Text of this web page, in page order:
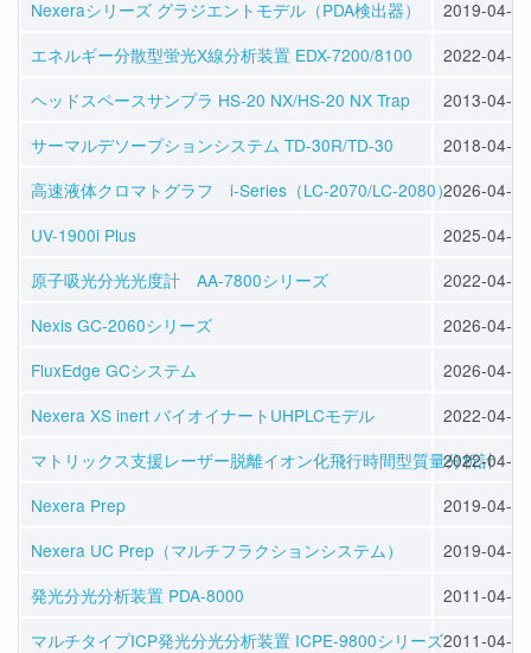
Nexeraシリーズ グラジエントモデル（PDA検出器）
2019-04-06
エネルギー分散型蛍光X線分析装置 EDX-7200/8100
2022-04-05
ヘッドスペースサンプラ HS-20 NX/HS-20 NX Trap
2013-04-05
サーマルデソープションシステム TD-30R/TD-30
2018-04-10
高速液体クロマトグラフ i-Series（LC-2070/LC-2080）2026-04-07
UV-1900i Plus
2025-04-08
原子吸光分光光度計 AA-7800シリーズ
2022-04-04
Nexis GC-2060シリーズ
2026-04-07
FluxEdge GCシステム
2026-04-07
Nexera XS inert バイオイナートUHPLCモデル
2022-04-12
マトリックス支援レーザー脱離イオン化飛行時間型質量分析計
2022-04-12
Nexera Prep
2019-04-06
Nexera UC Prep（マルチフラクションシステム）
2019-04-06
発光分光分析装置 PDA-8000
2011-04-21
マルチタイプICP発光分光分析装置 ICPE-9800シリーズ2011-04-01